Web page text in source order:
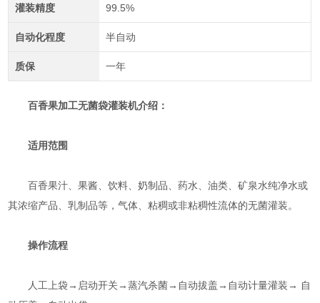
灌装精度 99.5%
自动化程度 半自动
质保 一年
百香果加工无菌袋灌装机介绍：
适用范围
百香果汁、果酱、饮料、奶制品、药水、油类、矿泉水纯净水或
其浓缩产品、乳制品等，气体、粘稠或非粘稠性流体的无菌灌装。
操作流程
人工上袋→启动开关→蒸汽杀菌→自动拔盖→自动计量灌装→ 自